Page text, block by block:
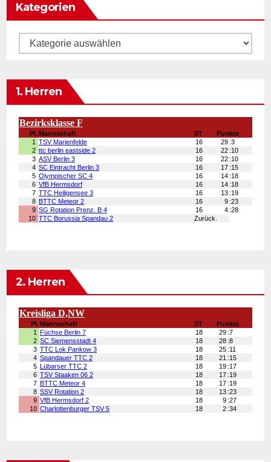
Kategorien
Kategorien
1. Herren
2. Herren